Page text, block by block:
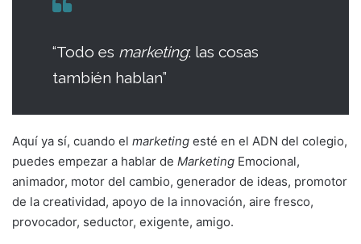
“Todo es marketing: las cosas
también hablan”
Aquí ya sí, cuando el marketing esté en el ADN del colegio,
puedes empezar a hablar de Marketing Emocional,
animador, motor del cambio, generador de ideas, promotor
de la creatividad, apoyo de la innovación, aire fresco,
provocador, seductor, exigente, amigo.